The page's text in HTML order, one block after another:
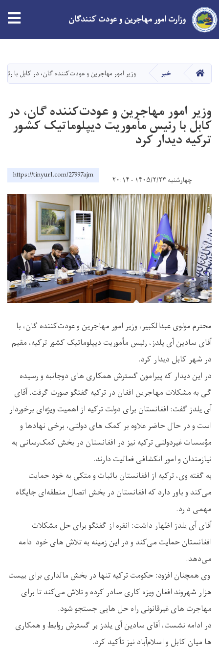
main
content
وزارت امور مهاجرین و عودت کنندگان
HOME خبر وزیر امور مهاجرین و عودت‌کننده گان، در کابل با
وزیر امور مهاجرین و عودت‌کننده گان، در
کابل با رئیس مأموریت دیپلوماتیک کشور
ترکیه دیدار کرد
چهارشنبه ۱۴۰۵/۲/۲۳ - ۲۰:۱۴ https://tinyurl.com/27997ajm
محترم مولوی عبدالکبیر، وزیر امور مهاجرین و عودت‌کننده گان، با
آقای سادین آی یلدز، رئیس مأموریت دیپلوماتیک کشور ترکیه، مقیم
در شهر کابل دیدار کرد.
در این دیدار که پیرامون گسترش همکاری ‌های دوجانبه و رسیده
گی به مشکلات مهاجرین افغان در ترکیه گفتگو صورت گرفت، آقای
آی یلدز گفت: افغانستان برای دولت ترکیه از اهمیت ویژه‌ای برخوردار
است و در حال حاضر علاوه بر کمک ‌های دولتی، برخی نهادها و
مؤسسات غیردولتی ترکیه نیز در افغانستان در بخش کمک‌رسانی به
نیازمندان و امور انکشافی فعالیت دارند.
به گفته وی، ترکیه از افغانستان باثبات و متکی به خود حمایت
می‌کند و باور دارد که افغانستان در بخش اتصال منطقه‌ای جایگاه
مهمی دارد.
آقای آی یلدز اظهار داشت: انقره از گفتگو برای حل مشکلات
افغانستان حمایت می‌کند و در این زمینه به تلاش‌ های خود ادامه
می‌دهد.
وی همچنان افزود: حکومت ترکیه تنها در بخش مالداری برای بیست
هزار شهروند افغان ویزه کاری صادر کرده و تلاش می‌کند تا برای
مهاجرت ‌های غیرقانونی راه‌ حل ‌هایی جستجو شود.
در ادامه نشست، آقای سادین آی یلدز بر گسترش روابط و همکاری‌
ها میان کابل و اسلام‌آباد نیز تأکید کرد.